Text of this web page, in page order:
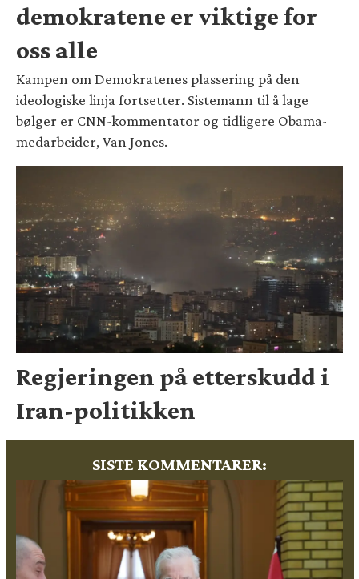
demokratene er viktige for
oss alle
Kampen om Demokratenes plassering på den
ideologiske linja fortsetter. Sistemann til å lage
bølger er CNN-kommentator og tidligere Obama-
medarbeider, Van Jones.
Regjeringen på etterskudd i
Iran-politikken
SISTE KOMMENTARER: